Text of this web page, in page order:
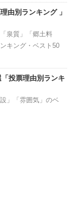
由別ランキング 」
泉質」「郷土料
キング・ベスト50
投票理由別ランキ
」「雰囲気」のベ